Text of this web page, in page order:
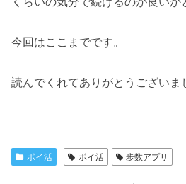
今回はここまでです。
読んでくれてありがとうございま
ポイ活 ポイ活 歩数アプリ